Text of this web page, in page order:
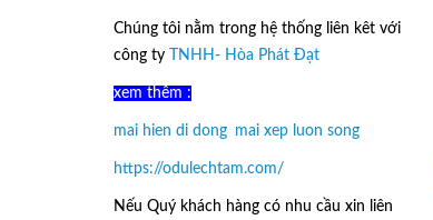
Chúng tôi nằm trong hệ thống liên kêt với
công ty TNHH- Hòa Phát Đạt
xem thêm :
mai hien di dong mai xep luon song
https://odulechtam.com/
Nếu Quý khách hàng có nhu cầu xin liên